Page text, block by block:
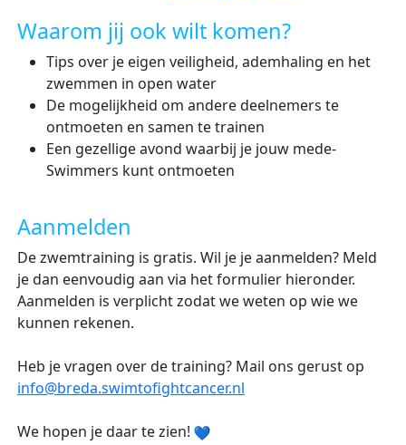
Waarom jij ook wilt komen?
Tips over je eigen veiligheid, ademhaling en het
zwemmen in open water
De mogelijkheid om andere deelnemers te
ontmoeten en samen te trainen
Een gezellige avond waarbij je jouw mede-
Swimmers kunt ontmoeten
Aanmelden
De zwemtraining is gratis. Wil je je aanmelden? Meld
je dan eenvoudig aan via het formulier hieronder.
Aanmelden is verplicht zodat we weten op wie we
kunnen rekenen.
Heb je vragen over de training? Mail ons gerust op
info@breda.swimtofightcancer.nl
We hopen je daar te zien!